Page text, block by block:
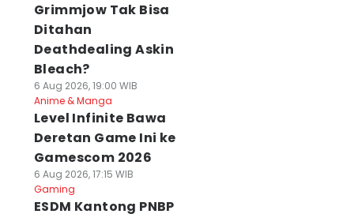
Grimmjow Tak Bisa
Ditahan
Deathdealing Askin
Bleach?
6 Aug 2026, 19:00 WIB
Anime & Manga
Level Infinite Bawa
Deretan Game Ini ke
Gamescom 2026
6 Aug 2026, 17:15 WIB
Gaming
ESDM Kantong PNBP